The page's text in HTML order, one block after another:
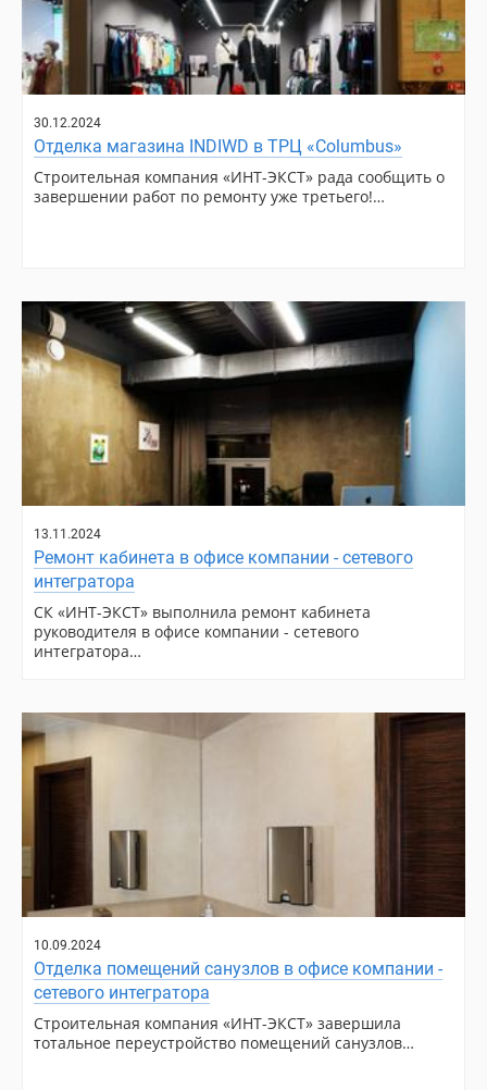
30.12.2024
Отделка магазина INDIWD в ТРЦ «Columbus»
Строительная компания «ИНТ-ЭКСТ» рада сообщить о
завершении работ по ремонту уже третьего!…
13.11.2024
Ремонт кабинета в офисе компании - сетевого
интегратора
СК «ИНТ-ЭКСТ» выполнила ремонт кабинета
руководителя в офисе компании - сетевого
интегратора…
10.09.2024
Отделка помещений санузлов в офисе компании -
сетевого интегратора
Строительная компания «ИНТ-ЭКСТ» завершила
тотальное переустройство помещений санузлов…